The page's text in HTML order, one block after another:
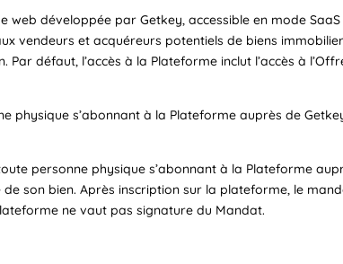
web développée par Getkey, accessible en mode
vendeurs et acquéreurs potentiels de biens
défaut, l’accès à la Plateforme inclut l’accès à
physique s’abonnant à la Plateforme auprès de
personne physique s’abonnant à la Plateforme
son bien. Après inscription sur la plateforme, le
ne vaut pas signature du Mandat.